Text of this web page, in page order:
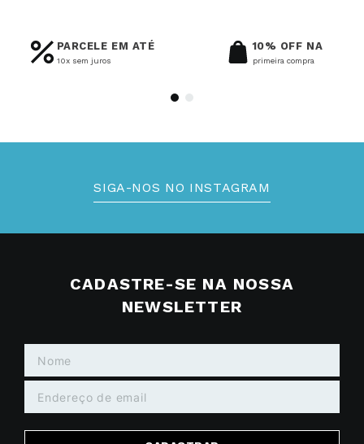
PARCELE EM ATÉ
10x sem juros
10% OFF NA
primeira compra
SIGA-NOS NO INSTAGRAM
CADASTRE-SE NA NOSSA
NEWSLETTER